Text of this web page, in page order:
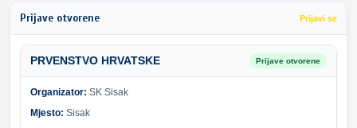
Prijave otvorene Prijavi se
PRVENSTVO HRVATSKE Prijave otvorene
Organizator: SK Sisak
Mjesto: Sisak